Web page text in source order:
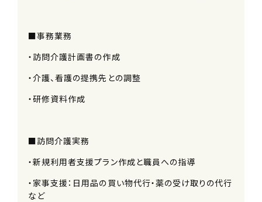
■事務業務
・訪問介護計画書の作成
・介護、看護の提携先との調整
・研修資料作成
■訪問介護実務
・新規利用者支援プラン作成と職員への指導
・家事支援：日用品の買い物代行・薬の受け取りの代行
など